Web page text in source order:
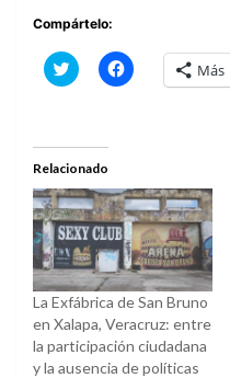
Compártelo:
Haz
clic
(Se
abre
en
una
ventana
nueva)
Haz
clic
una
ventana
nueva)
Más
Relacionado
La Exfábrica de San Bruno
en Xalapa, Veracruz: entre
la participación ciudadana
y la ausencia de políticas